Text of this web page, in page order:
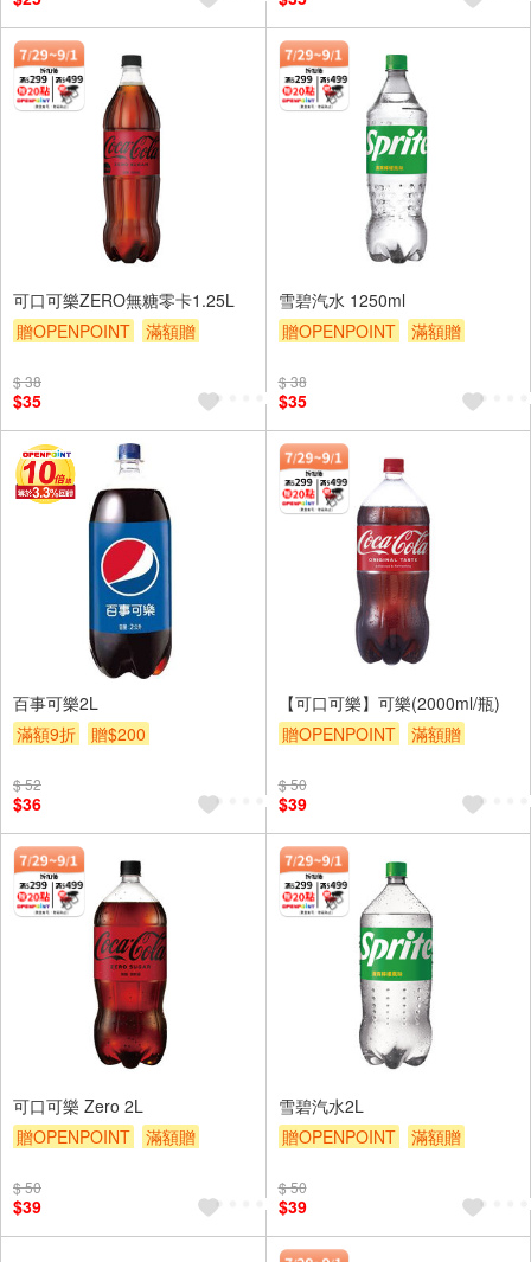
可口可樂ZERO無糖零卡1.25L
贈OPENPOINT
滿額贈
$ 38
$35
雪碧汽水 1250ml
贈OPENPOINT
滿額贈
$ 38
$35
百事可樂2L
滿額9折
贈$200
$ 52
$36
【可口可樂】可樂(2000ml/瓶)
贈OPENPOINT
滿額贈
$ 50
$39
可口可樂 Zero 2L
贈OPENPOINT
滿額贈
$ 50
$39
雪碧汽水2L
贈OPENPOINT
滿額贈
$ 50
$39